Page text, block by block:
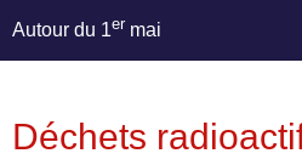
Autour du 1er mai
Déchets